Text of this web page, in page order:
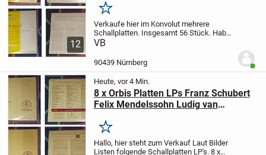
12
Merken
Verkaufe hier im Konvolut mehrere
Schallplatten. Insgesamt 56 Stück. Habe
sie auf mehrere Annoncen verteilt.
reden. Versand ist möglich. Ich biete kein
Pay...
VB
90439 Nürnberg
Heute, vor 4 Min.
8 x Orbis Platten LPs Franz Schubert
Felix Mendelssohn Ludig van
Amadeus Mozart
Merken
Hallo, hier steht zum Verkauf Laut Bilder
Listen folgende Schallplatten LP's. 8 x